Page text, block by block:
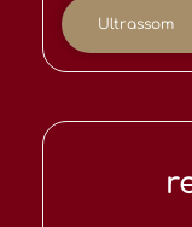
Ultrassom